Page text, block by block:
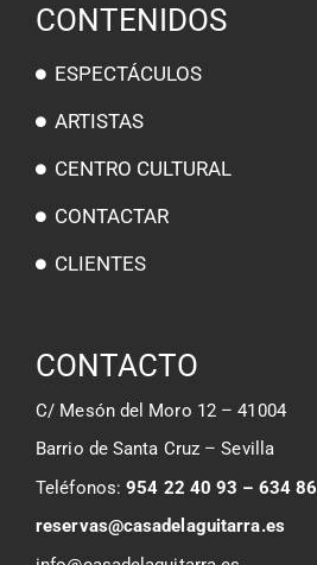
CONTENIDOS
ESPECTÁCULOS
ARTISTAS
CENTRO CULTURAL
CONTACTAR
CLIENTES
CONTACTO
C/ Mesón del Moro 12 – 41004
Barrio de Santa Cruz – Sevilla
Teléfonos:954 22 40 93 – 634
reservas@casadelaguitarra.es